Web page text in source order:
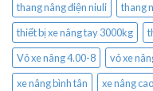
thang nâng điện niuli
thang
thiết bị xe nâng tay 3000kg
Vỏ xe nâng 4.00-8
vỏ xe
xe nâng bình tân
xe nâng